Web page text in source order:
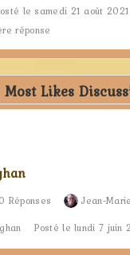
le samedi 21 août 2021
réponse
Likes
Réponses
Jean-Marie
Posté le lundi 7 juin